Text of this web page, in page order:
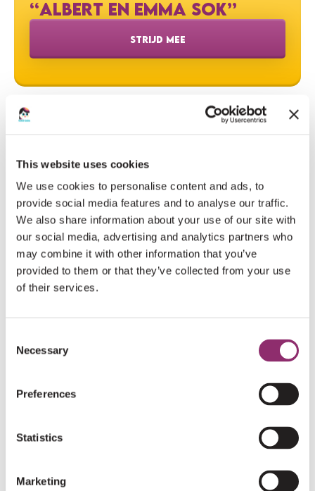
This website uses cookies
We use cookies to personalise content and ads, to
provide social media features and to analyse our traffic.
We also share information about your use of our site with
our social media, advertising and analytics partners who
may combine it with other information that you’ve
provided to them or that they’ve collected from your use
of their services.
Selection
Necessary
Preferences
Statistics
Marketing
“ALBERT EN EMMA SOK”
STRIJD MEE
HELP MEE
DONEER EN MAAK HET VERSCHIL!
€10
ANONIEM €5